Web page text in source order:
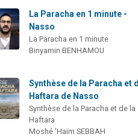
La Paracha en 1 minute -
Nasso
La Paracha en 1 minute
Binyamin BENHAMOU
Synthèse de la Paracha et
Haftara de Nasso
Synthèse de la Paracha et de la
Haftara
Moshé 'Haïm SEBBAH